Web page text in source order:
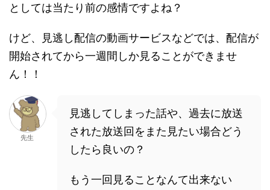
としては当たり前の感情ですよね？
けど、見逃し配信の動画サービスなどでは、配信が
開始されてから一週間しか見ることができませ
ん！！
先生
見逃してしまった話や、過去に放送
された放送回をまた見たい場合どう
したら良いの？
もう一回見ることなんて出来ない